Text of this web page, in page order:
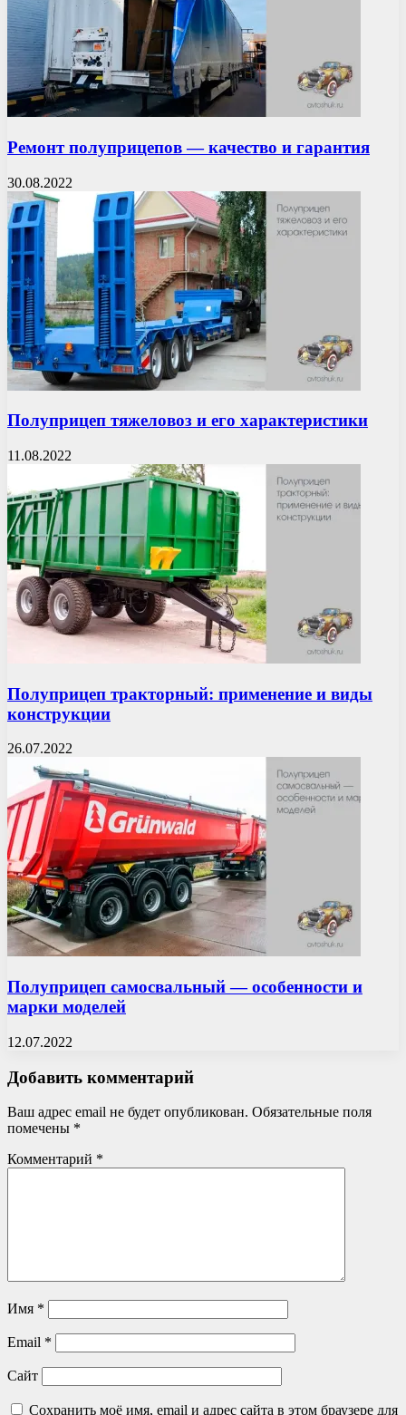
Ремонт полуприцепов — качество и гарантия
30.08.2022
Полуприцеп тяжеловоз и его характеристики
11.08.2022
Полуприцеп тракторный: применение и виды
конструкции
26.07.2022
Полуприцеп самосвальный — особенности и
марки моделей
12.07.2022
Добавить комментарий
Ваш адрес email не будет опубликован. Обязательные поля
помечены *
Комментарий *
Имя *
Email *
Сайт
Сохранить моё имя, email и адрес сайта в этом браузере для